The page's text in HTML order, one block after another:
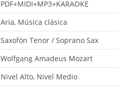
PDF+MIDI+MP3+KARAOKE
Aria, Música clásica
Saxofón Tenor / Soprano Sax
Wolfgang Amadeus Mozart
Nivel Alto, Nivel Medio